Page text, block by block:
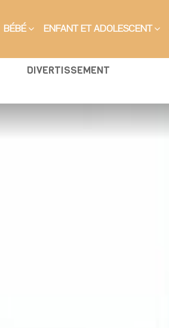
BÉBÉ ENFANT ET ADOLESCENT
DIVERTISSEMENT